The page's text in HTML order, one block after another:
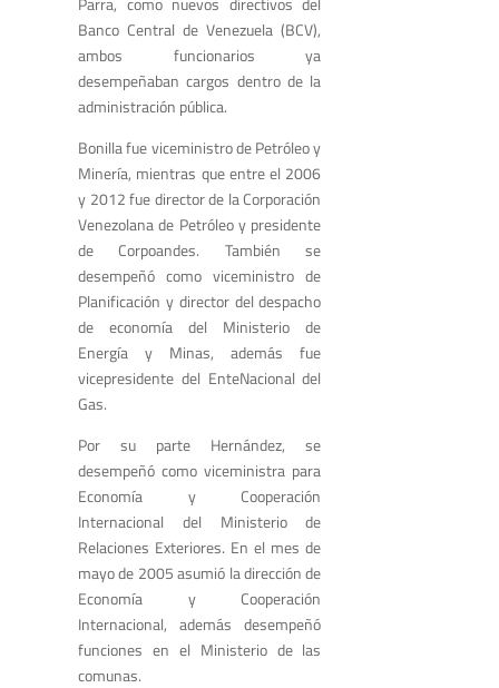
Banco Central de Venezuela (BCV),
ambos funcionarios ya
desempeñaban cargos dentro de la
administración pública.
Bonilla fue viceministro de Petróleo y
Minería, mientras que entre el 2006
y 2012 fue director de la Corporación
Venezolana de Petróleo y presidente
de Corpoandes. También se
desempeñó como viceministro de
Planificación y director del despacho
de economía del Ministerio de
Energía y Minas, además fue
vicepresidente del EnteNacional del
Gas.
Por su parte Hernández, se
desempeñó como viceministra para
Economía y Cooperación
Internacional del Ministerio de
Relaciones Exteriores. En el mes de
mayo de 2005 asumió la dirección de
Economía y Cooperación
Internacional, además desempeñó
funciones en el Ministerio de las
comunas.